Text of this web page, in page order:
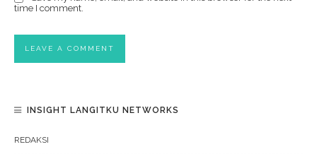
time I comment.
INSIGHT LANGITKU NETWORKS
REDAKSI